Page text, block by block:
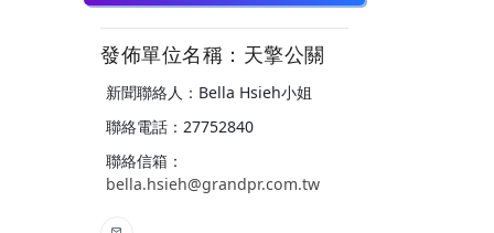
發佈單位名稱：天擎公關
新聞聯絡人：Bella Hsieh小姐
聯絡電話：27752840
聯絡信箱：
bella.hsieh@grandpr.com.tw